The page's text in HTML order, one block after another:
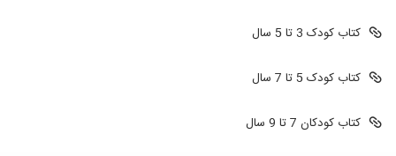
کتاب کودک 3 تا 5 سال
کتاب کودک 5 تا 7 سال
کتاب کودکان 7 تا 9 سال